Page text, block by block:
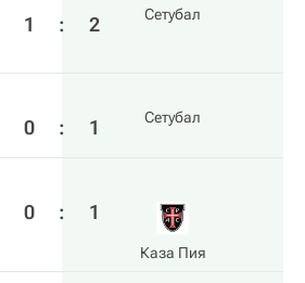
1 : 2 Сетубал
0 : 1 Сетубал
0 : 1
Каза Пия